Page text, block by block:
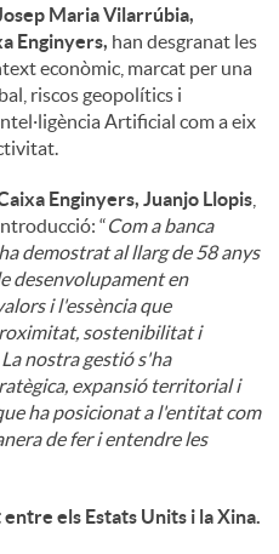
Maria Vilarrúbia,
Enginyers, han desgranat les
econòmic, marcat per una
riscos geopolítics i
Artificial com a eix
Enginyers, Juanjo Llopis
“Com a banca
demostrat al llarg de 58 anys
desenvolupament en
i l'essència que
sostenibilitat i
nostra gestió s'ha
expansió territorial i
ha posicionat a l'entitat com
de fer i entendre les
els Estats Units i la Xina.